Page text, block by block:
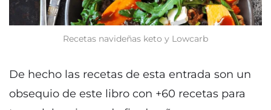
Recetas navideñas keto y Lowcarb
De hecho las recetas de esta entrada son un
obsequio de este libro con +60 recetas para